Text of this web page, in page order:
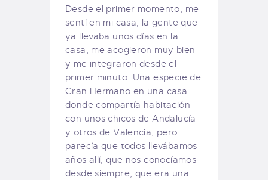
Desde el primer momento, me
sentí en mi casa, la gente que
ya llevaba unos días en la
casa, me acogieron muy bien
y me integraron desde el
primer minuto. Una especie de
Gran Hermano en una casa
donde compartía habitación
con unos chicos de Andalucía
y otros de Valencia, pero
parecía que todos llevábamos
años allí, que nos conocíamos
desde siempre, que era una